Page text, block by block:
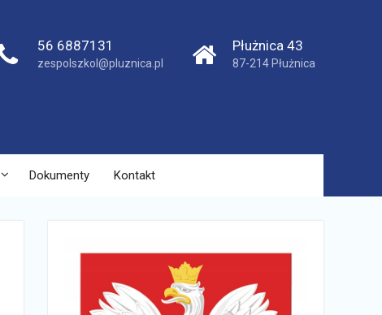
56 6887131
zespolszkol@pluznica.pl
Płużnica 43
87-214 Płużnica
Dokumenty Kontakt